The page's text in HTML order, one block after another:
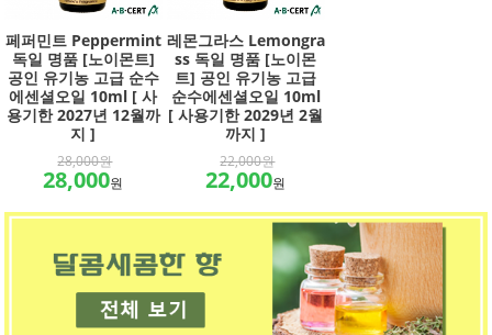
페퍼민트 Peppermint
독일 명품 [노이몬트]
공인 유기농 고급 순수
에센셜오일 10ml [ 사
용기한 2027년 12월까
지 ]
28,000원
28,000원
레몬그라스 Lemongra
ss 독일 명품 [노이몬
트] 공인 유기농 고급
순수에센셜오일 10ml
[ 사용기한 2029년 2월
까지 ]
22,000원
22,000원